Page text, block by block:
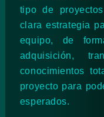
tipo de
clara estrategia
equipo, de
adquisición,
conocimientos
proyecto para
esperados.